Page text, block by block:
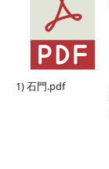
1) 石門.pdf